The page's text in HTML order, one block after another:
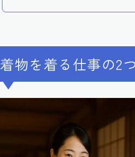
着物を着る仕事の2